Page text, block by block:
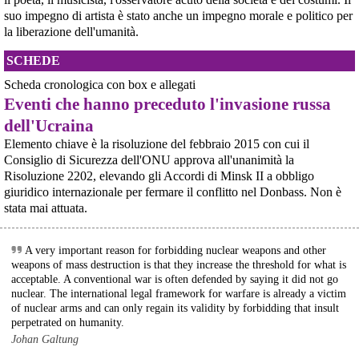
@peacelink - 8/8/2026 8:49
Non possiamo dimenticare l’8 agosto 1956, anniversario della
orrenda strage operaia di Marcinelle (Belgio) ; 262 morti sui 275
operai presenti sul luogo di lavoro; 136 dei morti italiani; una strage
analoga con 43 morti si era verificata a Roccastrada in Toscana il 4
molti erano “immigrati”, in questo caso dalle regioni italiane più
povere.
Vito Totire, portavoce RETE NAZIONALE LAVORO SICURO
#migranti #lavoratori #Marcinelle
statunitensi nella base USAF di Aviano. L’attesa decisi
[News] Parte in Finlandia la manifestazione contro il riarmo europeo
Helsinki, mobilitazione contro il riarmo europeo: “Welfare, not warfare”Anche
in Finlandia, oggi 14 giugno 2026, cittadini e organizzazioni pacifiste stanno
scendendo in piazza contro il riarmo, in collegamento con le proteste in
[News] Oggi in Spagna mobilitazione contro il riarmo, in questi minuti sta
per partire a Bruxelles la marcia pacifista europea di No Rearm Europe
Oggi in Spagna mobilitazione contro il riarmo e il militarismoSi è svolta
oggi, 14 giugno 2026, a Madrid la manifestazione indetta dall'Assemblea
Internazionalista di Madrid con il titolo "Contro il riarmo e la guerra
imperialista". I partecipanti si sono radunati in Plaza de Atoc
[news] La strage di Bologna, i suoi mandati e la cerniera con la NATO
A quarantasei anni dalla strage che il 2 agosto 1980 insanguinò la stazione
di Bologna, PeaceLink torna a ricordare le 85 vittime e gli oltre 200 feriti di
quel sabato mattina. Lo fa con un nuovo editoriale dal titolo "Strage di
suo impegno di artista è stato anche un impegno morale e politico per
la liberazione dell'umanità.
SCHEDE
Scheda cronologica con box e allegati
Eventi che hanno preceduto l'invasione russa
dell'Ucraina
Elemento chiave è la risoluzione del febbraio 2015 con cui il
Consiglio di Sicurezza dell'ONU approva all'unanimità la
Risoluzione 2202, elevando gli Accordi di Minsk II a obbligo
giuridico internazionale per fermare il conflitto nel Donbass. Non è
stata mai attuata.
A very important reason for forbidding nuclear weapons and other
weapons of mass destruction is that they increase the threshold for what is
acceptable. A conventional war is often defended by saying it did not go
nuclear. The international legal framework for warfare is already a victim
of nuclear arms and can only regain its validity by forbidding that insult
perpetrated on humanity.
Johan Galtung